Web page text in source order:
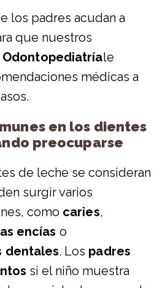
los padres acudan a
que nuestros
Odontopediatríale
médicas a
en los dientes
preocuparse
de leche se consideran
surgir varios
como caries,
encías o
dentales. Los padres
si el niño muestra